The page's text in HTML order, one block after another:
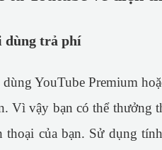
dùng trả phí
YouTube Premium
Vì vậy bạn có thể thưởng
thoại của bạn. Sử dụng